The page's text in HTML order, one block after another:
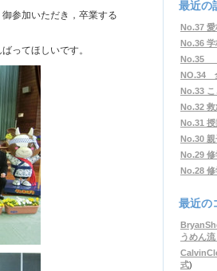
参加いただき，卒業する
ってほしいです。
最近の
No.37
No.36
No.35
NO.34
No.33
No.32
No.31 授
No.30
No.29
No.28
最近の
うめん流
式)